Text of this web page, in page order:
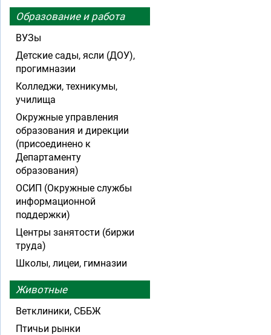
Образование и работа
ВУЗы
Детские сады, ясли (ДОУ),
прогимназии
Колледжи, техникумы,
училища
Окружные управления
образования и дирекции
(присоединено к
Департаменту
образования)
ОСИП (Окружные службы
информационной
поддержки)
Центры занятости (биржи
труда)
Школы, лицеи, гимназии
Животные
Ветклиники, СББЖ
Птичьи рынки